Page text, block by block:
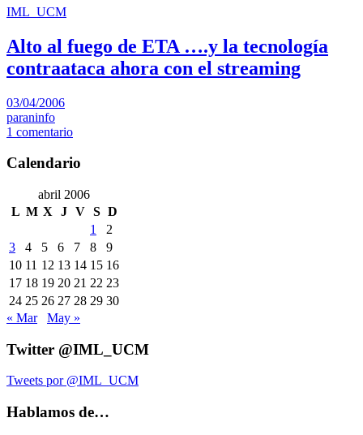
IML_UCM
Alto al fuego de ETA ….y la tecnología
contraataca ahora con el streaming
03/04/2006
paraninfo
1 comentario
Calendario
abril 2006
L M X J V S D
1
2
3
4 5 6 7 8
9
10 11 12 13 14 15 16
17 18 19 20 21 22 23
24 25 26 27 28 29 30
« Mar
May »
Twitter @IML_UCM
Tweets por @IML_UCM
Hablamos de…